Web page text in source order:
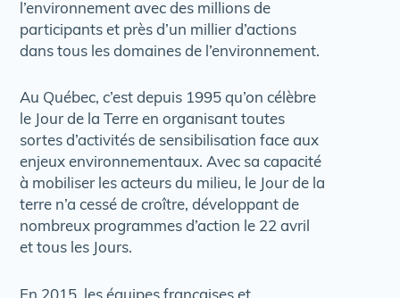
l’environnement avec des millions de
participants et près d’un millier d’actions
dans tous les domaines de l’environnement.
Au Québec, c’est depuis 1995 qu’on célèbre
le Jour de la Terre en organisant toutes
sortes d’activités de sensibilisation face aux
enjeux environnementaux. Avec sa capacité
à mobiliser les acteurs du milieu, le Jour de la
terre n’a cessé de croître, développant de
nombreux programmes d’action le 22 avril
et tous les Jours.